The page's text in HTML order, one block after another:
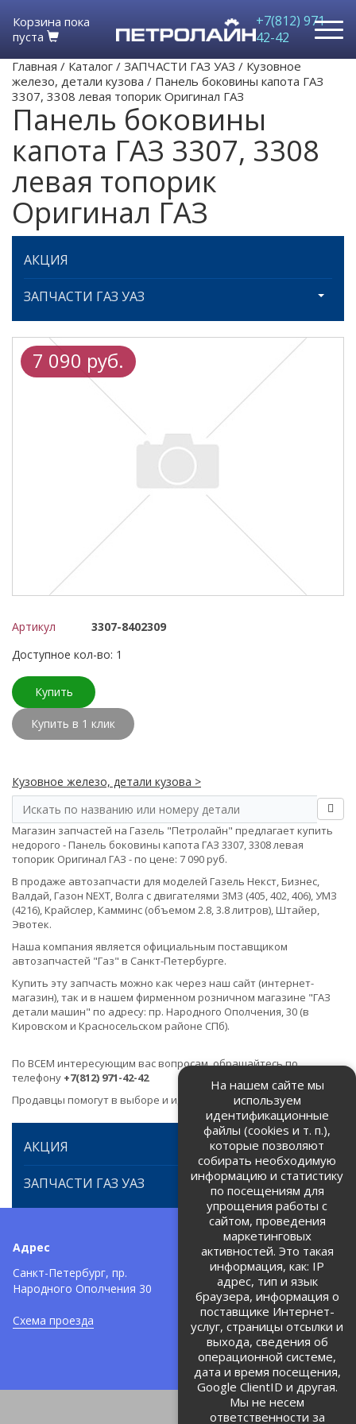
Корзина пока
пуста
+7(812) 971-
42-42
Главная / Каталог / ЗАПЧАСТИ ГАЗ УАЗ / Кузовное
железо, детали кузова / Панель боковины капота ГАЗ
3307, 3308 левая топорик Оригинал ГАЗ
Панель боковины
капота ГАЗ 3307, 3308
левая топорик
Оригинал ГАЗ
АКЦИЯ
ЗАПЧАСТИ ГАЗ УАЗ
7 090 руб.
Артикул
3307-8402309
Доступное кол-во: 1
Купить
Купить в 1 клик
Кузовное железо, детали кузова >
Магазин запчастей на Газель "Петролайн" предлагает купить
недорого - Панель боковины капота ГАЗ 3307, 3308 левая
топорик Оригинал ГАЗ - по цене: 7 090 руб.
В продаже автозапчасти для моделей Газель Некст, Бизнес,
Валдай, Газон NEXT, Волга с двигателями ЗМЗ (405, 402, 406), УМЗ
(4216), Крайслер, Камминс (объемом 2.8, 3.8 литров), Штайер,
Эвотек.
Наша компания является официальным поставщиком
автозапчастей "Газ" в Санкт-Петербурге.
Купить эту запчасть можно как через наш сайт (интернет-
магазин), так и в нашем фирменном розничном магазине "ГАЗ
детали машин" по адресу: пр. Народного Ополчения, 30 (в
Кировском и Красносельском районе СПб).
По ВСЕМ интересующим вас вопросам, обращайтесь по
телефону +7(812) 971-42-42
Продавцы помогут в выборе и идентификации товара.
АКЦИЯ
ЗАПЧАСТИ ГАЗ УАЗ
Адрес
Санкт-Петербург, пр.
Народного Ополчения 30
Схема проезда
Телефоны:
+7 (812) 971-42-42
Политика об обработке и
защите персональных данных
Соглашение на обработку
персональных данных
На нашем сайте мы
используем
идентификационные
файлы (cookies и т. п.),
которые позволяют
собирать необходимую
информацию и статистику
по посещениям для
упрощения работы с
сайтом, проведения
маркетинговых
активностей. Это такая
информация, как: IP
адрес, тип и язык
браузера, информация о
поставщике Интернет-
услуг, страницы отсылки и
выхода, сведения об
операционной системе,
дата и время посещения,
Google ClientID и другая.
Мы не несем
ответственности за